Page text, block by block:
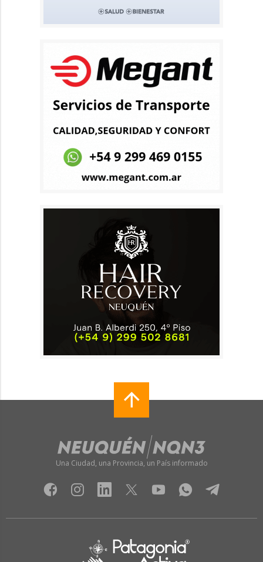
Una Ciudad, una Provincia, un País informado